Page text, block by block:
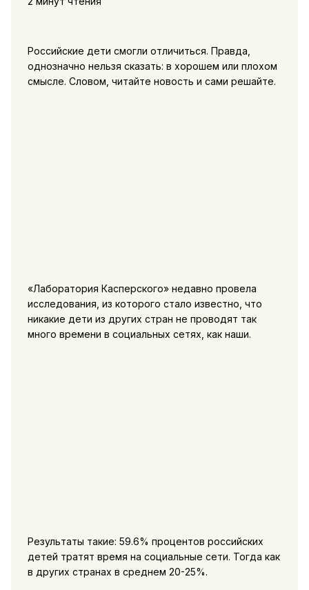
Российские дети смогли отличиться. Правда,
однозначно нельзя сказать: в хорошем или плохом
смысле. Словом, читайте новость и сами решайте.
«Лаборатория Касперского» недавно провела
исследования, из которого стало известно, что
никакие дети из других стран не проводят так
много времени в социальных сетях, как наши.
Результаты такие: 59.6% процентов российских
детей тратят время на социальные сети. Тогда как
в других странах в среднем 20-25%.